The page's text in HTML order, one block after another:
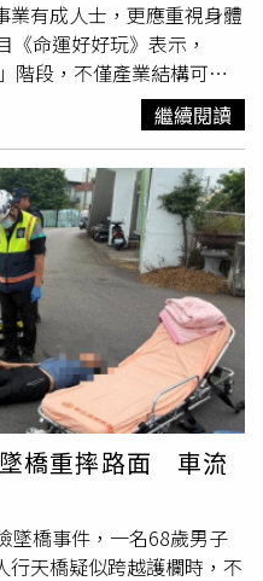
readnews.php?
有成人士，更應重視身體
命運好好玩》表示，
階段，不僅產業結構可能
老字號企業及大型公司都有
，健康方面同樣不容忽視。
醒，今年可能發生較多猝死
年輕人，甚至是一些事業有
輕忽身體異狀，尤其進入下
息。除了健康議題外，廖美
間應避免前往陰暗、偏僻
意風災、水患、火災及交通
月需提高對地震等天然災
，開車切勿酒駕，遇到衝突
為優先。近期包括音樂家陳
元瀚等人，都在年紀不算大
會關注。對此，醫師也提
出現持續疲倦、胸悶、胸
盡快就醫檢查，把握治療
繼續閱讀
橋重摔路面 車流
墜橋事件，一名68歲男子
天橋疑似跨越護欄時，不